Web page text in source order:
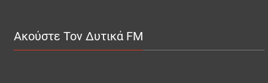
Ακούστε Τον Δυτικά FM